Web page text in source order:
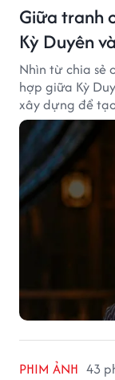
Giữa tranh
Kỳ Duyên
Nhìn từ chia sẻ
hợp giữa Kỳ
xây dựng để
PHIM ẢNH 43